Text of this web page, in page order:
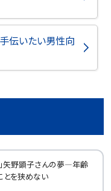
伝いたい男性向
」矢野顕子さんの夢―年齢
とを狭めない